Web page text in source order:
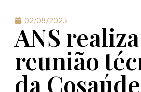
02/08/2023
ANS realiza
reunião
da Cosaúde